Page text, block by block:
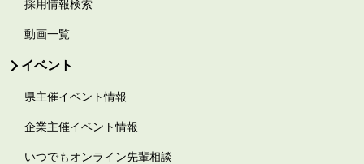
採用情報検索
動画一覧
イベント
県主催イベント情報
企業主催イベント情報
いつでもオンライン先輩相談